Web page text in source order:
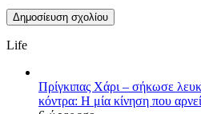
Life
Πρίγκιπας Χάρι – σήκωσε
κόντρα: Η μία κίνηση που